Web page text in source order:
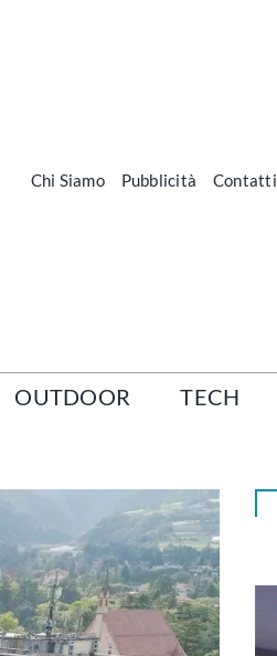
Chi Siamo Pubblicità Contatti
OUTDOOR TECH